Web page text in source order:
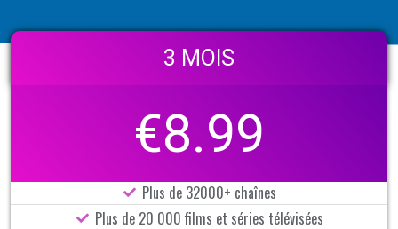
3 MOIS
€8.99
Plus de 32000+ chaînes
Plus de 20 000 films et séries télévisées